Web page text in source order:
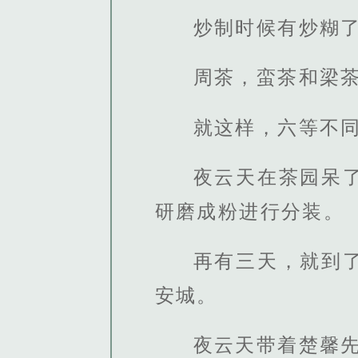
炒制时候有炒糊
周茶，蛮茶和梁
就这样，六等不
夜云天在茶园呆
研磨成粉进行分装。
再有三天，就到
安城。
夜云天带着楚馨